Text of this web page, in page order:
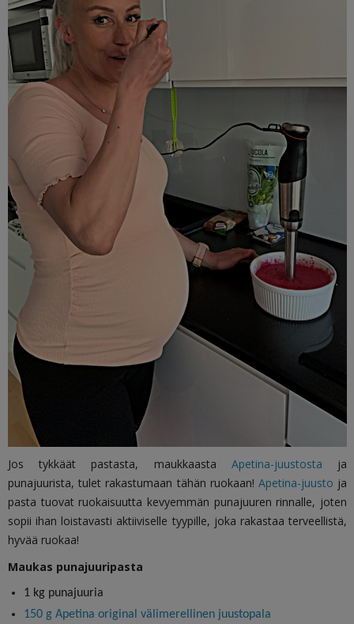
Jos tykkäät pastasta, maukkaasta Apetina-juustosta ja
punajuurista, tulet rakastumaan tähän ruokaan! Apetina-juusto ja
pasta tuovat ruokaisuutta kevyemmän punajuuren rinnalle, joten
sopii ihan loistavasti aktiiviselle tyypille, joka rakastaa terveellistä,
hyvää ruokaa!
Maukas punajuuripasta
1 kg punajuuria
150 g Apetina original välimerellinen juustopala